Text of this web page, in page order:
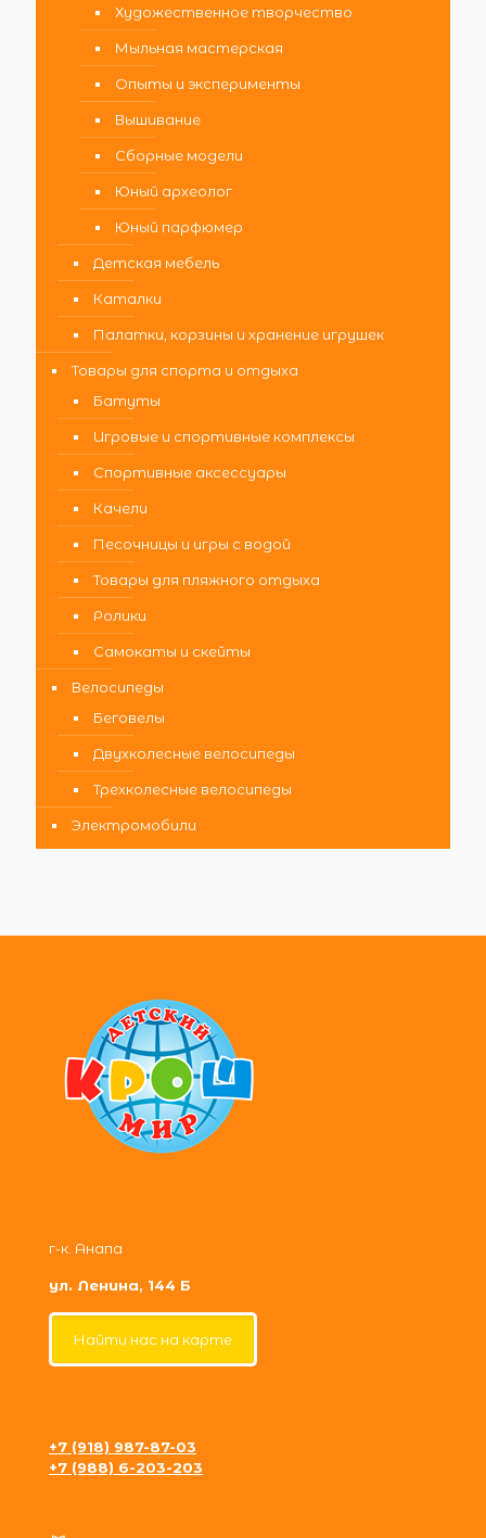
Художественное творчество
Мыльная мастерская
Опыты и эксперименты
Вышивание
Сборные модели
Юный археолог
Юный парфюмер
Детская мебель
Каталки
Палатки, корзины и хранение игрушек
Товары для спорта и отдыха
Батуты
Игровые и спортивные комплексы
Спортивные аксессуары
Качели
Песочницы и игры с водой
Товары для пляжного отдыха
Ролики
Самокаты и скейты
Велосипеды
Беговелы
Двухколесные велосипеды
Трехколесные велосипеды
Электромобили
г-к. Анапа
ул. Ленина, 144 Б
Найти нас на карте
+7 (918) 987-87-03
+7 (988) 6-203-203